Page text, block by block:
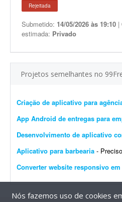
Rejeitada
Submetido: 14/05/2026 às 19:10 |
estimada: Privado
Projetos semelhantes no
Criação de aplicativo para
Desenvolvimento de aplicativo
Aplicativo para barbearia - Preciso de um aplicativo para a
Converter website responsivo
Nós fazemos uso de cookies